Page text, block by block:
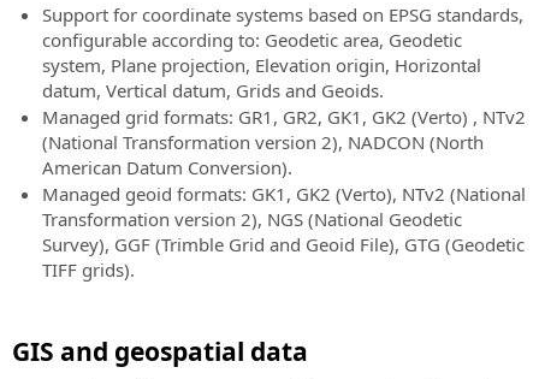
Support for coordinate systems based on EPSG standards,
configurable according to: Geodetic area, Geodetic
system, Plane projection, Elevation origin, Horizontal
datum, Vertical datum, Grids and Geoids.
Managed grid formats: GR1, GR2, GK1, GK2 (Verto) , NTv2
(National Transformation version 2), NADCON (North
American Datum Conversion).
Managed geoid formats: GK1, GK2 (Verto), NTv2 (National
Transformation version 2), NGS (National Geodetic
Survey), GGF (Trimble Grid and Geoid File), GTG (Geodetic
TIFF grids).
GIS and geospatial data